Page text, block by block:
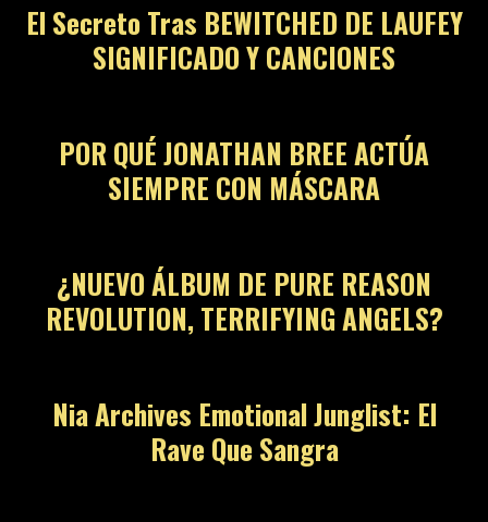
El Secreto Tras BEWITCHED DE LAUFEY
SIGNIFICADO Y CANCIONES06
POR QUÉ JONATHAN BREE ACTÚA
SIEMPRE CON MÁSCARA
¿NUEVO ÁLBUM DE PURE REASON
REVOLUTION, TERRIFYING ANGELS?
08
Nia Archives Emotional Junglist: El
Rave Que Sangra